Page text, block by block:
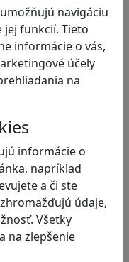
navigáciu
jej funkcií. Tieto
informácie o vás,
účely
na
informácie o
napríklad
a či ste
údaje,
Všetky
na zlepšenie